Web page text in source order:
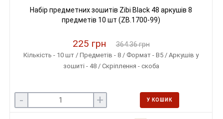
Набір предметних зошитів Zibi Black 48 аркушів 8
предметів 10 шт (ZB.1700-99)
225 грн 364.36 грн
Кількість - 10 шт / Предметів - 8 / Формат - B5 / Аркушів у
зошиті - 48 / Скріплення - скоба
- + У КОШИК